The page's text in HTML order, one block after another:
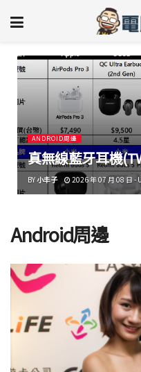
ANDROID周邊
真無線藍牙耳機
BY小丰子 2026 年 07 月 08 日 -
Android周邊